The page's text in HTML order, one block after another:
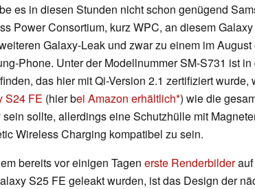
es in diesen Stunden nicht schon genügend
Power Consortium, kurz WPC, an diesem
Galaxy-Leak und zwar zu einem im
Phone. Unter der Modellnummer SM-S731 ist
das hier mit Qi-Version 2.1 zertifiziert
S24 FE (hier bei Amazon erhältlich ) wie die
sein sollte, allerdings eine Schutzhülle mit
Wireless Charging kompatibel zu sein.
bereits vor einigen Tagen erste Renderbilderauf
S25 FE geleakt wurden, ist das Design der